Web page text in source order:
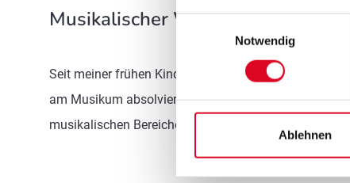
Einwilligungsauswahl
Notwendig
Ablehnen
Musikalischer Werdegang
Seit meiner frühen Kindheit ist Musik ein fester
am Musikum absolvierte. Während der Ausbildung
musikalischen Bereichen.